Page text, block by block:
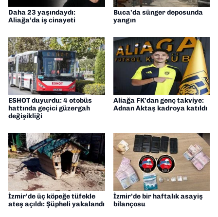
Daha 23 yaşındaydı:
Aliağa’da iş cinayeti
Buca’da sünger deposunda
yangın
ESHOT duyurdu: 4 otobüs
hattında geçici güzergah
değişikliği
Aliağa FK’dan genç takviye:
Adnan Aktaş kadroya katıldı
İzmir’de üç köpeğe tüfekle
ateş açıldı: Şüpheli yakalandı
İzmir’de bir haftalık asayiş
bilançosu